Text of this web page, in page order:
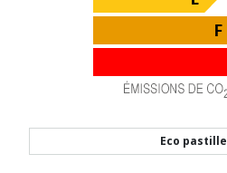
Eco pastille